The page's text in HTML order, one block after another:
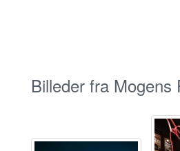
Billeder fra Mogens